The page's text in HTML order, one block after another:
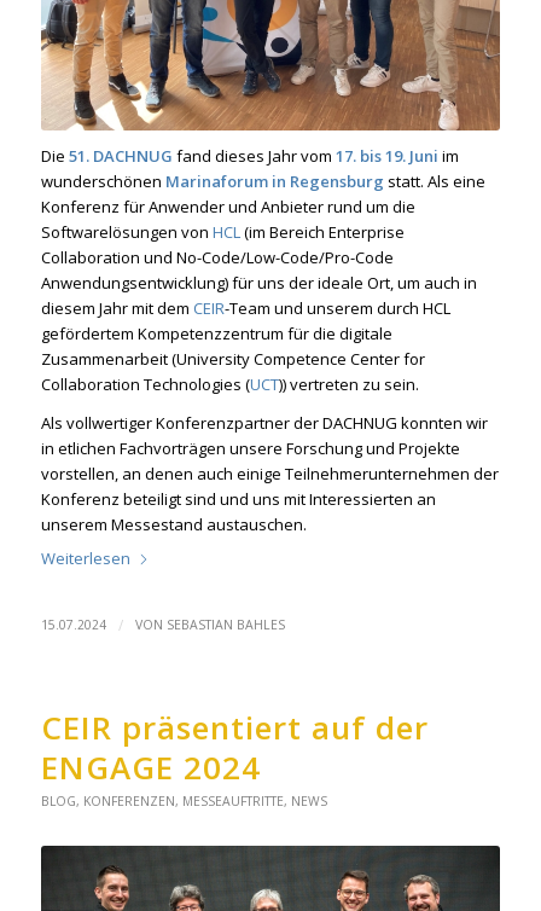
Die 51. DACHNUG fand dieses Jahr vom 17. bis 19. Juni im
wunderschönen Marinaforum in Regensburg statt. Als eine
Konferenz für Anwender und Anbieter rund um die
Softwarelösungen von HCL(im Bereich Enterprise
Collaboration und No-Code/Low-Code/Pro-Code
Anwendungsentwicklung) für uns der ideale Ort, um auch in
diesem Jahr mit dem CEIR-Team und unserem durch HCL
gefördertem Kompetenzzentrum für die digitale
Zusammenarbeit (University Competence Center for
Collaboration Technologies (UCT)) vertreten zu sein.
Als vollwertiger Konferenzpartner der DACHNUG konnten wir
in etlichen Fachvorträgen unsere Forschung und Projekte
vorstellen, an denen auch einige Teilnehmerunternehmen der
Konferenz beteiligt sind und uns mit Interessierten an
unserem Messestand austauschen.
Weiterlesen
15.07.2024 / VON SEBASTIAN BAHLES
CEIR präsentiert auf der
ENGAGE 2024
BLOG, KONFERENZEN, MESSEAUFTRITTE, NEWS